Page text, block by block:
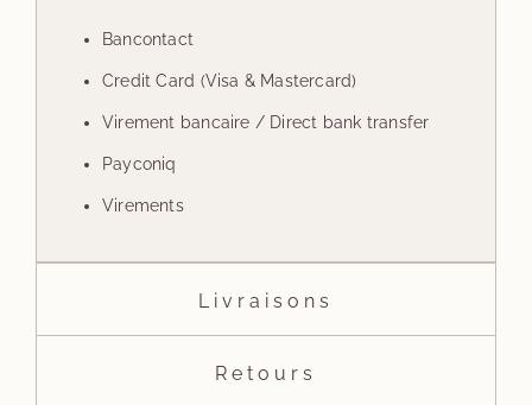
Bancontact
Credit Card (Visa & Mastercard)
Virement bancaire / Direct bank transfer
Payconiq
Virements
Livraisons
Retours